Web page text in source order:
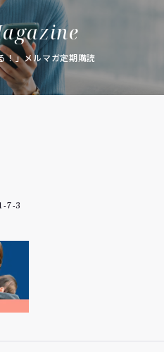
！」メルマガ定期購読
7-3